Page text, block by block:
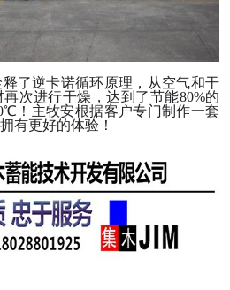
释了逆卡诺循环原理，从空气和干
次进行干燥，达到了节能80%的
！ 主牧安根据客户专门制作一套
有更好的体验！